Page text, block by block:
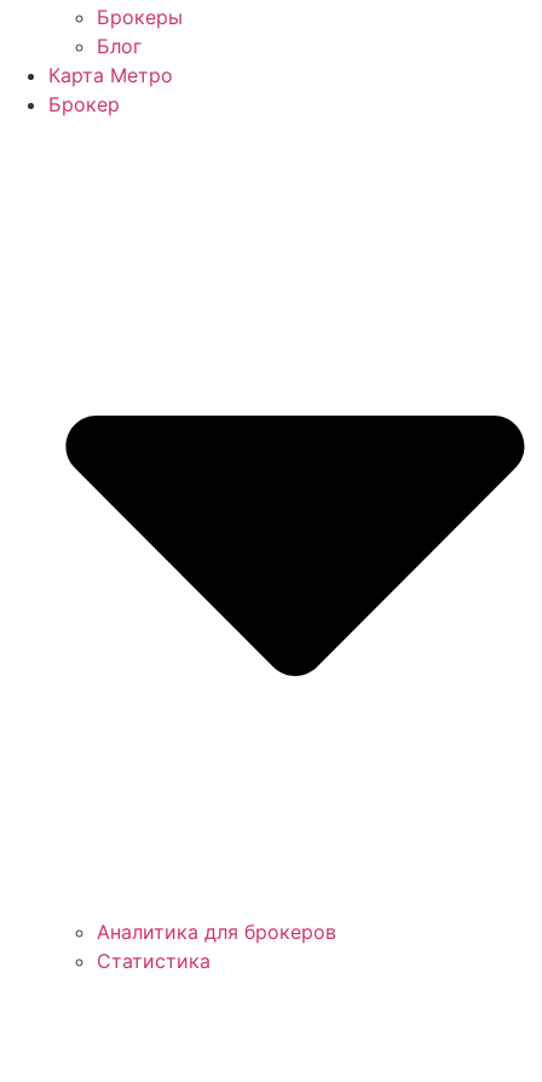
Брокеры
Блог
Карта Метро
Брокер
Аналитика для брокеров
Статистика